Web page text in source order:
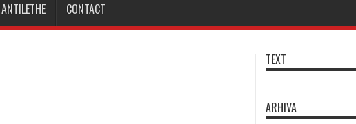
ANTILETHE CONTACT
TEXT
ARHIVA